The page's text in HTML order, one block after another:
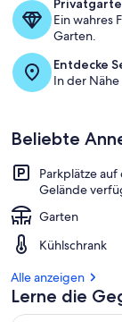
Ein wahres
Garten.
Entdecke
In der Nähe
Beliebte
Parkplätze auf
Gelände
Garten
Kühlschrank
Alle anzeigen
Lerne die